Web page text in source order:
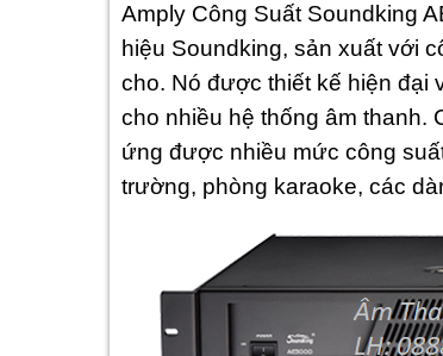
Amply Công Suất Soundking
hiệu Soundking, sản xuất với
cho. Nó được thiết kế hiện đại
cho nhiều hệ thống âm thanh.
ứng được nhiều mức công
trường, phòng karaoke, các